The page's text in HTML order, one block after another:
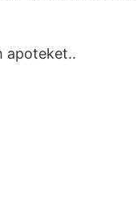
apoteket..